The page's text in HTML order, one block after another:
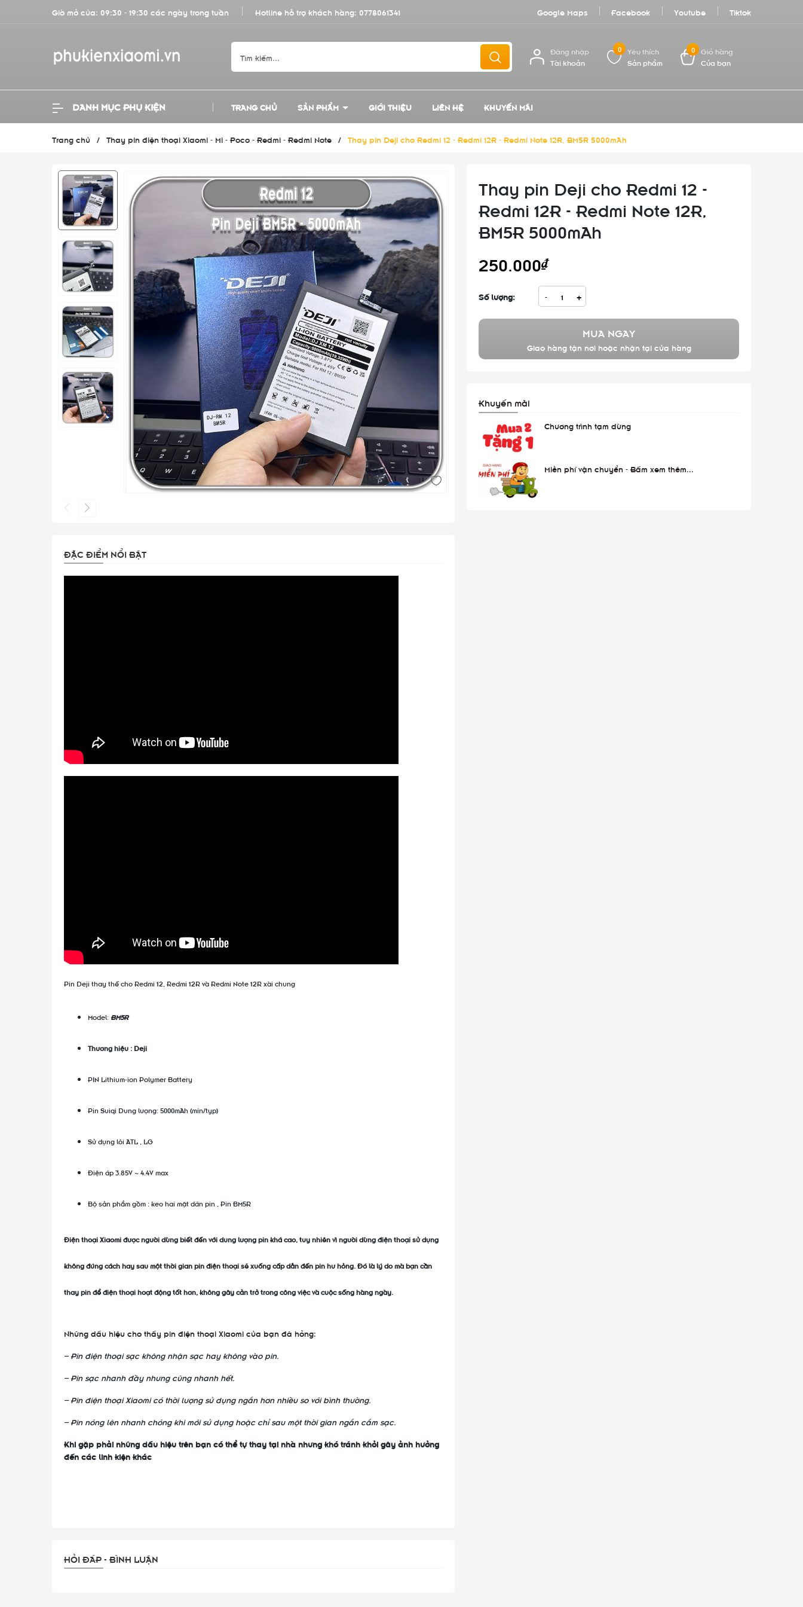
Giờ mở cửa: 09:30 - 19:30 các ngày trong tuần Hotline hỗ trợ khách hàng: 0778061341 Google Maps Facebook Youtube Tiktok
Đăng nhập
Tài khoản
0
Yêu thích
Sản phẩm
0
Giỏ hàng
Của bạn
DANH MỤC PHỤ KIỆN TRANG CHỦ SẢN PHẨM GIỚI THIỆU LIÊN HỆ KHUYẾN MÃI
Trang chủ / Thay pin điện thoại Xiaomi - Mi - Poco - Redmi - Redmi Note / Thay pin Deji cho Redmi 12 - Redmi 12R - Redmi Note 12R, BM5R 5000mAh
ĐẶC ĐIỂM NỔI BẬT
Pin Deji thay thế cho Redmi 12, Redmi 12R và Redmi Note 12R xài chung
Model: BM5R
Thương hiệu : Deji
PIN Lithium-ion Polymer Battery
Pin Suiqi Dung lượng: 5000mAh (min/typ)
Sử dụng lõi ATL , LG
Điện áp 3.85V ~ 4.4V max
Bộ sản phẩm gồm : keo hai mặt dán pin , Pin BM5R
Điện thoại Xiaomi được người dùng biết đến với dung lượng pin khá cao, tuy nhiên vì người dùng điện thoại sử dụng
không đúng cách hay sau một thời gian pin điện thoại sẽ xuống cấp dẫn đến pin hư hỏng. Đó là lý do mà bạn cần
thay pin để điện thoại hoạt động tốt hơn, không gây cản trở trong công việc và cuộc sống hàng ngày.
Những dấu hiệu cho thấy pin điện thoại Xiaomi của bạn đã hỏng:
– Pin điện thoại sạc không nhận sạc hay không vào pin.
– Pin sạc nhanh đầy nhưng cũng nhanh hết.
– Pin điện thoại Xiaomi có thời lượng sử dụng ngắn hơn nhiều so với bình thường.
– Pin nóng lên nhanh chóng khi mới sử dụng hoặc chỉ sau một thời gian ngắn cắm sạc.
Khi gặp phải những dấu hiệu trên bạn có thể tự thay tại nhà nhưng khó tránh khỏi gây ảnh hưởng
đến các linh kiện khác
HỎI ĐÁP - BÌNH LUẬN
Thay pin Deji cho Redmi 12 -
Redmi 12R - Redmi Note 12R,
BM5R 5000mAh
250.000₫
Số lượng: - +
MUA NGAY
Giao hàng tận nơi hoặc nhận tại cửa hàng
Khuyến mãi
Chương trình tạm dừng
Miễn phí vận chuyển - Bấm xem thêm...